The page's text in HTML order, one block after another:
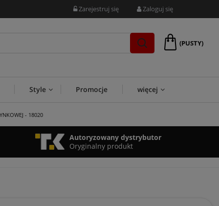
Zarejestruj się Zaloguj się
(PUSTY)
Style Promocje więcej
- 18020
Autoryzowany dystrybutor
Oryginalny produkt